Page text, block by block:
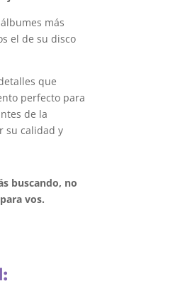
más
el de su disco
que
perfecto para
de la
su calidad y
buscando, no
vos.